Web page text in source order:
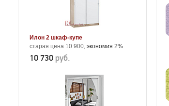
Илон 2 шкаф-купе
старая цена 10 900, экономия 2%
10 730 руб.